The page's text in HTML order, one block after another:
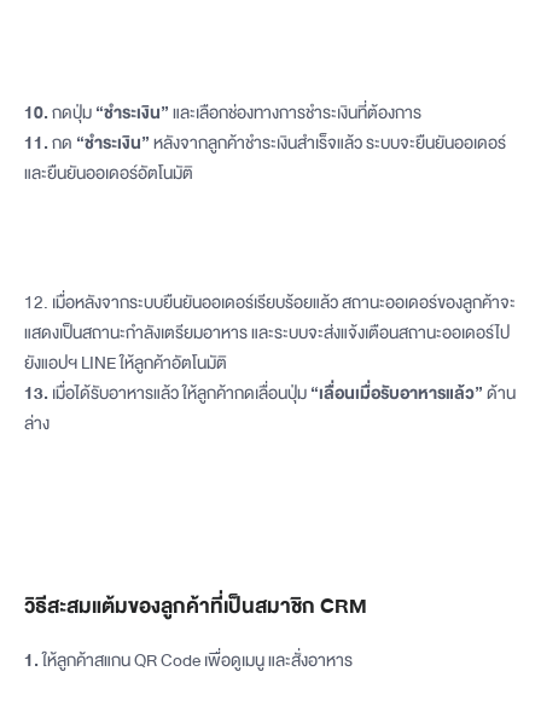
10.กดปุ่ม“ชำระเงิน”และเลือกช่องทางการชำระเงินที่ต้องการ
11.กด “ชำระเงิน”หลังจากลูกค้าชำระเงินสำเร็จแล้ว ระบบจะยืนยันออเดอร์
และยืนยันออเดอร์อัตโนมัติ
12. เมื่อหลังจากระบบยืนยันออเดอร์เรียบร้อยแล้ว สถานะออเดอร์ของลูกค้าจะ
แสดงเป็นสถานะกำลังเตรียมอาหาร และระบบจะส่งแจ้งเตือนสถานะออเดอร์ไป
ยังแอปฯ LINE ให้ลูกค้าอัตโนมัติ
13. เมื่อได้รับอาหารแล้ว ให้ลูกค้ากดเลื่อนปุ่ม“เลื่อนเมื่อรับอาหารแล้ว”ด้าน
ล่าง
วิธีสะสมแต้มของลูกค้าที่เป็นสมาชิก CRM
1.ให้ลูกค้าสแกน QR Code เพื่อดูเมนู และสั่งอาหาร